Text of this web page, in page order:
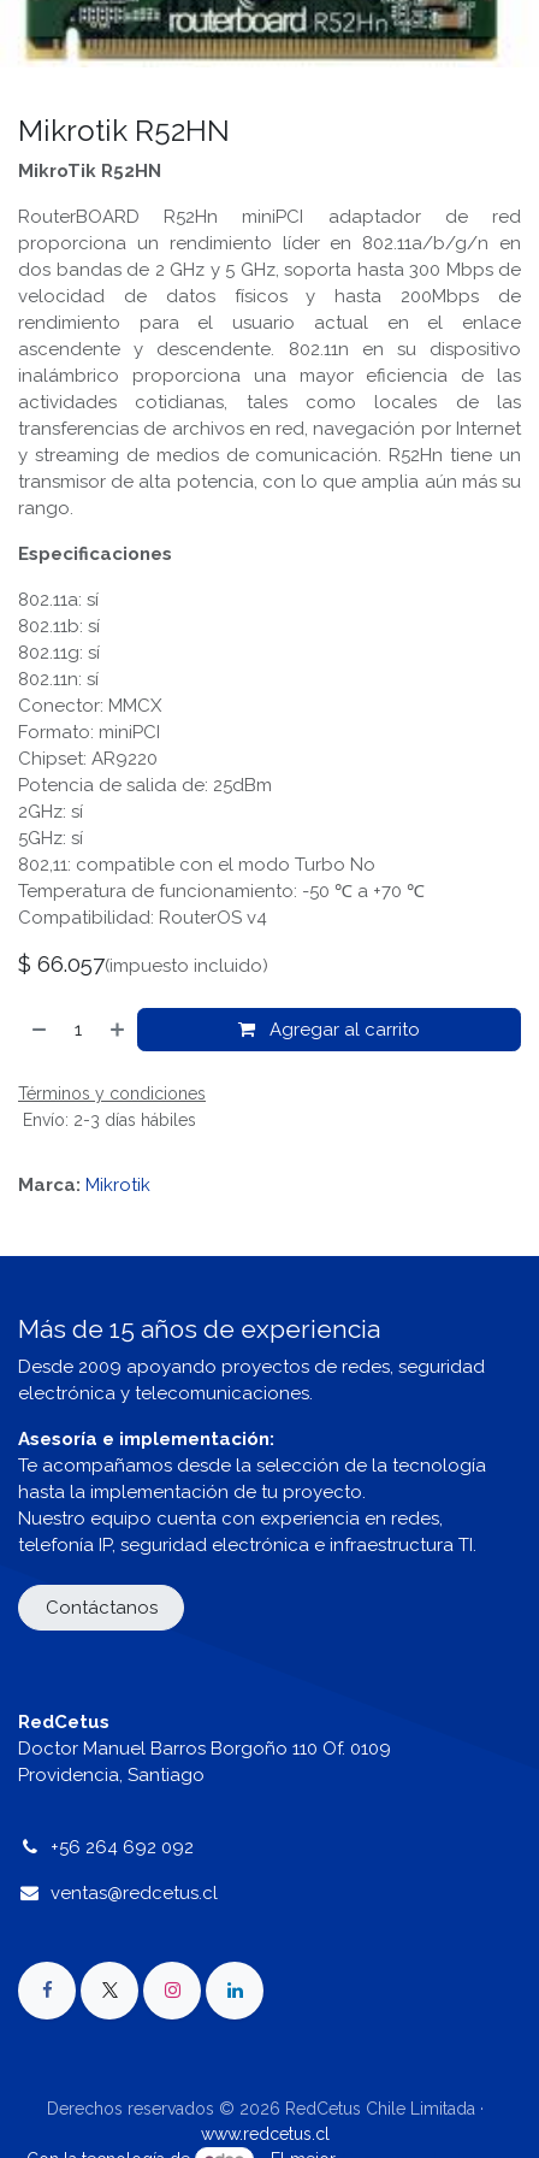
Mikrotik R52HN
MikroTik R52HN
RouterBOARD R52Hn miniPCI adaptador de red
proporciona un rendimiento líder en 802.11a/b/g/n en
dos bandas de 2 GHz y 5 GHz, soporta hasta 300 Mbps de
velocidad de datos físicos y hasta 200Mbps de
rendimiento para el usuario actual en el enlace
ascendente y descendente. 802.11n en su dispositivo
inalámbrico proporciona una mayor eficiencia de las
actividades cotidianas, tales como locales de las
transferencias de archivos en red, navegación por Internet
y streaming de medios de comunicación. R52Hn tiene un
transmisor de alta potencia, con lo que amplia aún más su
rango.
Especificaciones
802.11a: sí
802.11b: sí
802.11g: sí
802.11n: sí
Conector: MMCX
Formato: miniPCI
Chipset: AR9220
Potencia de salida de: 25dBm
2GHz: sí
5GHz: sí
802,11: compatible con el modo Turbo No
Temperatura de funcionamiento: -50 ℃ a +70 ℃
Compatibilidad: RouterOS v4
$ 66.057(impuesto incluido)
Agregar al carrito
Términos y condiciones
Envío: 2-3 días hábiles
Marca: Mikrotik
Más de 15 años de experiencia
Desde 2009 apoyando proyectos de redes, seguridad
electrónica y telecomunicaciones.
Asesoría e implementación:
Te acompañamos desde la selección de la tecnología
hasta la implementación de tu proyecto.
Nuestro equipo cuenta con experiencia en redes,
telefonía IP, seguridad electrónica e infraestructura TI.
Contáctanos
RedCetus
Doctor Manuel Barros Borgoño 110 Of. 0109
Providencia, Santiago
+56 264 692 092
ventas@redcetus.cl
Derechos reservados © 2026 RedCetus Chile Limitada ·
www.redcetus.cl